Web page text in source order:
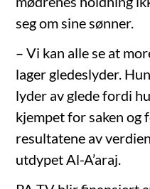
seg om sine sønner.
– Vi kan alle se at
lager gledeslyder.
lyder av glede fordi
kjempet for saken og
resultatene av
utdypet Al-A’araj.